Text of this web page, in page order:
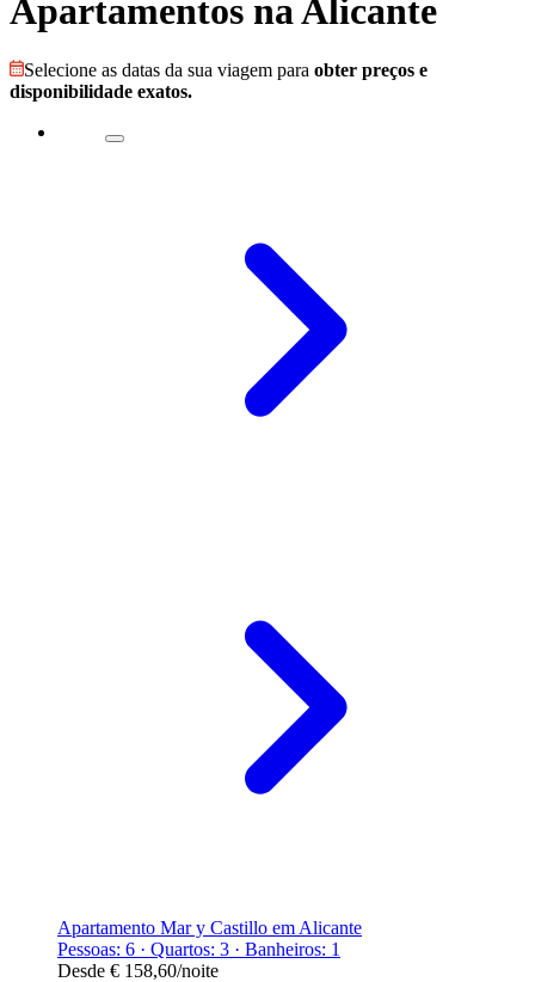
Apartamentos na Alicante
Selecione as datas da sua viagem para obter preços e
disponibilidade exatos.
Apartamento Mar y Castillo em Alicante
Pessoas: 6 · Quartos: 3 · Banheiros: 1
Desde € 158,60/noite